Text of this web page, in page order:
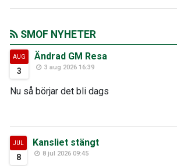
SMOF NYHETER
AUG
3
Ändrad GM Resa
3 aug 2026 16:39
Nu så börjar det bli dags
JUL
8
Kansliet stängt
8 jul 2026 09:45